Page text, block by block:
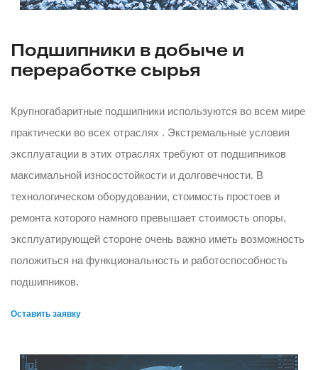
Подшипники в добыче и
переработке сырья
Крупногабаритные подшипники используются во всем мире
практически во всех отраслях . Экстремальные условия
эксплуатации в этих отраслях требуют от подшипников
максимальной износостойкости и долговечности. В
технологическом оборудовании, стоимость простоев и
ремонта которого намного превышает стоимость опоры,
эксплуатирующей стороне очень важно иметь возможность
положиться на функциональность и работоспособность
подшипников.
Оставить заявку